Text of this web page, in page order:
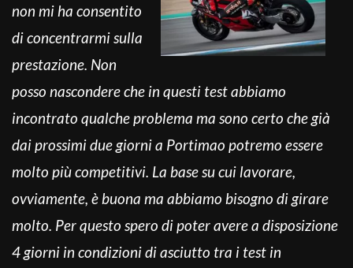
non mi ha consentito
di concentrarmi sulla
prestazione. Non
posso nascondere che in questi test abbiamo
incontrato qualche problema ma sono certo che già
dai prossimi due giorni a Portimao potremo essere
molto più competitivi. La base su cui lavorare,
ovviamente, è buona ma abbiamo bisogno di girare
molto. Per questo spero di poter avere a disposizione
4 giorni in condizioni di asciutto tra i test in